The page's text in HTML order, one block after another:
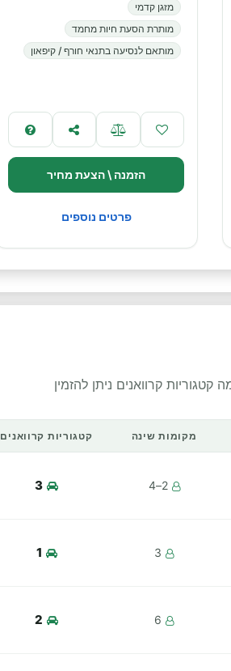
מזגן קדמי
מותרת הסעת חיות מחמד
מותאם לנסיעה בתנאי חורף / קיפאון
הזמנה \ הצעת מחיר
פרטים נוספים
קרוואנים ניתן להזמין
מקומות שינה קטגוריות קרוואנים
2–4
3
3
1
6
2